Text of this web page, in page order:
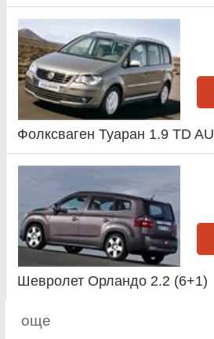
Фолксваген Туаран 1.9 TD AU
Шевролет Орландо 2.2 (6+1)
още